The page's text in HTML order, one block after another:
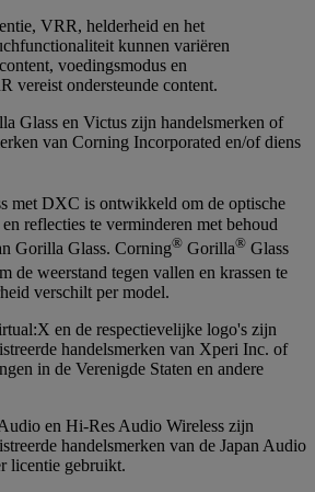
VRR, helderheid en het
kunnen variëren
voedingsmodus en
vereist ondersteunde content.
Glass en Victus zijn handelsmerken of
van Corning Incorporated en/of diens
met DXC is ontwikkeld om de optische
reflecties te verminderen met behoud
Gorilla Glass. Corning® Gorilla® Glass
de weerstand tegen vallen en krassen te
verschilt per model.
en de respectievelijke logo's zijn
handelsmerken van Xperi Inc. of
in de Verenigde Staten en andere
en Hi-Res Audio Wireless zijn
handelsmerken van de Japan Audio
licentie gebruikt.